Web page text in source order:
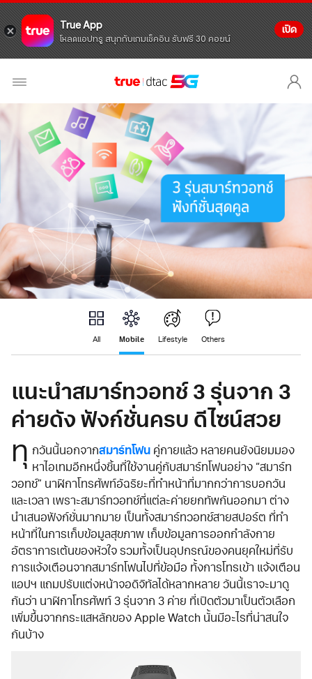
True App
โหลดแอปทรู สนุกกับเกมเช็คอิน รับฟรี 30 คอยน์
เปิด
All Mobile Lifestyle Others
แนะนำสมาร์ทวอทช์ 3 รุ่นจาก 3
ค่ายดัง ฟังก์ชั่นครบ ดีไซน์สวย
ทุ กวันนี้นอกจากสมาร์ทโฟน คู่กายแล้ว หลายคนยังนิยมมอง
หาไอเทมอีกหนึ่งชิ้นที่ใช้งานคู่กับสมาร์ทโฟนอย่าง “สมาร์ท
วอทช์” นาฬิกาโทรศัพท์อัฉริยะที่ทำหน้าที่มากกว่าการบอกวัน
และเวลา เพราะสมาร์ทวอทช์ที่แต่ละค่ายยกทัพกันออกมา ต่าง
นำเสนอฟังก์ชั่นมากมาย เป็นทั้งสมาร์ทวอทช์สายสปอร์ต ที่ทำ
หน้าที่ในการเก็บข้อมูลสุขภาพ เก็บข้อมูลการออกกำลังกาย
อัตราการเต้นของหัวใจ รวมทั้งเป็นอุปกรณ์ของคนยุคใหม่ที่รับ
การแจ้งเตือนจากสมาร์ทโฟนไปที่ข้อมือ ทั้งการโทรเข้า แจ้งเตือน
แอปฯ แถมปรับแต่งหน้าจอดิจิทัลได้หลากหลาย วันนี้เราจะมาดู
กันว่า นาฬิกาโทรศัพท์ 3 รุ่นจาก 3 ค่าย ที่เปิดตัวมาเป็นตัวเลือก
เพิ่มขึ้นจากกระแสหลักของ Apple Watch นั้นมีอะไรที่น่าสนใจ
กันบ้าง